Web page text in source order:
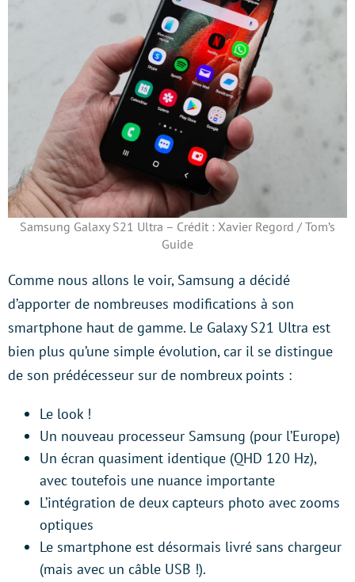
Samsung Galaxy S21 Ultra – Crédit : Xavier Regord / Tom’s
Guide
Comme nous allons le voir, Samsung a décidé
d’apporter de nombreuses modifications à son
smartphone haut de gamme. Le Galaxy S21 Ultra est
bien plus qu’une simple évolution, car il se distingue
de son prédécesseur sur de nombreux points :
Le look !
Un nouveau processeur Samsung (pour l’Europe)
Un écran quasiment identique (QHD 120 Hz),
avec toutefois une nuance importante
L’intégration de deux capteurs photo avec zooms
optiques
Le smartphone est désormais livré sans chargeur
(mais avec un câble USB !).